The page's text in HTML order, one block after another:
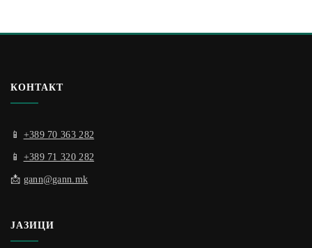
КОНТАКТ
📱 +389 70 363 282
📱 +389 71 320 282
📩 gann@gann.mk
ЈАЗИЦИ